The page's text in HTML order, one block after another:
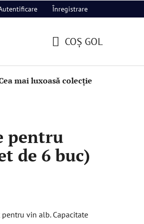
Înregistrare
DE
COŞ GOL
mai luxoasă colecție
pentru
de 6 buc)
vin alb. Capacitate